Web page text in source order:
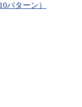
パターン）